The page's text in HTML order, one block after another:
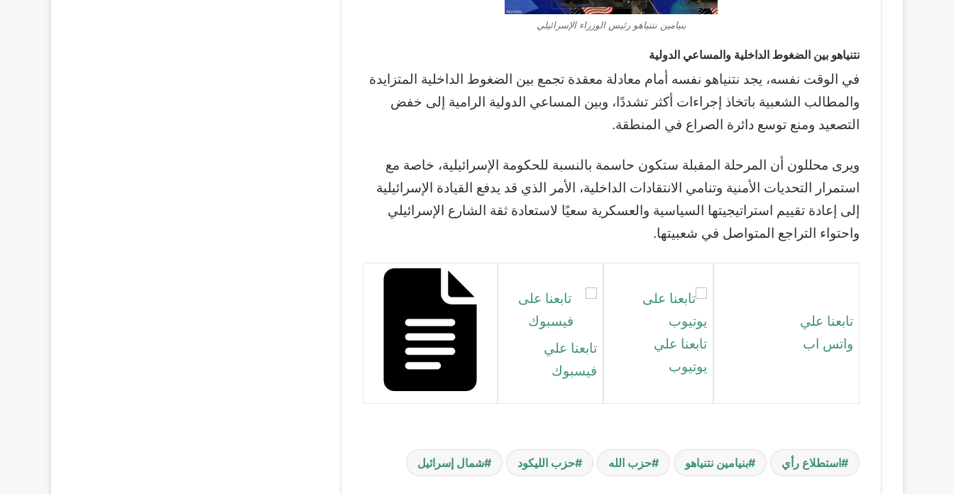
بنيامين نتنياهو رئيس الوزراء الإسرائيلي
نتنياهو بين الضغوط الداخلية والمساعي الدولية
في الوقت نفسه، يجد نتنياهو نفسه أمام معادلة معقدة تجمع بين الضغوط الداخلية المتزايدة
والمطالب الشعبية باتخاذ إجراءات أكثر تشددًا، وبين المساعي الدولية الرامية إلى خفض
التصعيد ومنع توسع دائرة الصراع في المنطقة.
ويرى محللون أن المرحلة المقبلة ستكون حاسمة بالنسبة للحكومة الإسرائيلية، خاصة مع
استمرار التحديات الأمنية وتنامي الانتقادات الداخلية، الأمر الذي قد يدفع القيادة الإسرائيلية
إلى إعادة تقييم استراتيجيتها السياسية والعسكرية سعيًا لاستعادة ثقة الشارع الإسرائيلي
واحتواء التراجع المتواصل في شعبيتها.
تابعنا علي
واتس اب
تابعنا علي
يوتيوب
تابعنا علي
فيسبوك
استطلاع رأي بنيامين نتنياهو حزب الله حزب الليكود شمال إسرائيل